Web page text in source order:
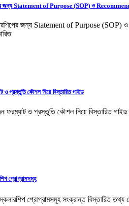
Statement of Purpose (SOP) ও
জন্য Statement of Purpose (SOP) ও
ও প্রস্তুতি কৌশল নিয়ে বিস্তারিত গাইড
ফরম্যাট ও প্রস্তুতি কৌশল নিয়ে বিস্তারিত
প্রোগ্রামসমূহ
প্রোগ্রামসমূহ সংক্রান্ত বিস্তারিত তথ্য